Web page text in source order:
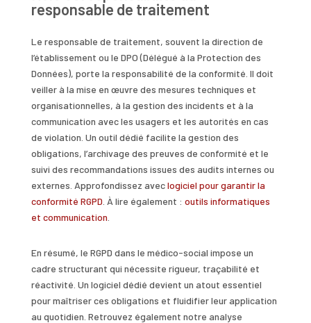
responsable de traitement
Le responsable de traitement, souvent la direction de
l’établissement ou le DPO (Délégué à la Protection des
Données), porte la responsabilité de la conformité. Il doit
veiller à la mise en œuvre des mesures techniques et
organisationnelles, à la gestion des incidents et à la
communication avec les usagers et les autorités en cas
de violation. Un outil dédié facilite la gestion des
obligations, l’archivage des preuves de conformité et le
suivi des recommandations issues des audits internes ou
externes. Approfondissez aveclogiciel pour garantir la
conformité RGPD . À lire également : outils informatiques
et communication
En résumé, le RGPD dans le médico-social impose un
cadre structurant qui nécessite rigueur, traçabilité et
réactivité. Un logiciel dédié devient un atout essentiel
pour maîtriser ces obligations et fluidifier leur application
au quotidien. Retrouvez également notre analyse